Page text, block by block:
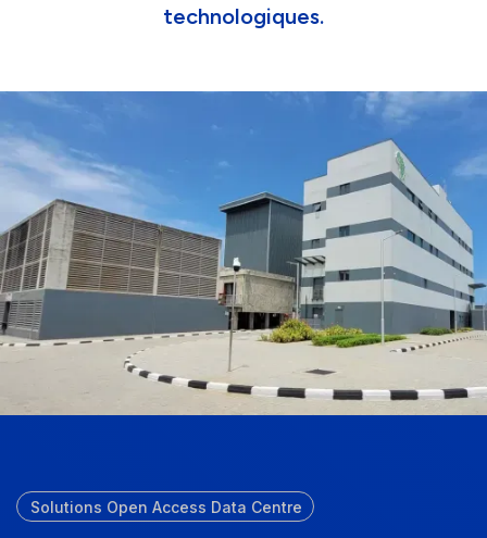
technologiques.
Solutions Open Access Data Centre